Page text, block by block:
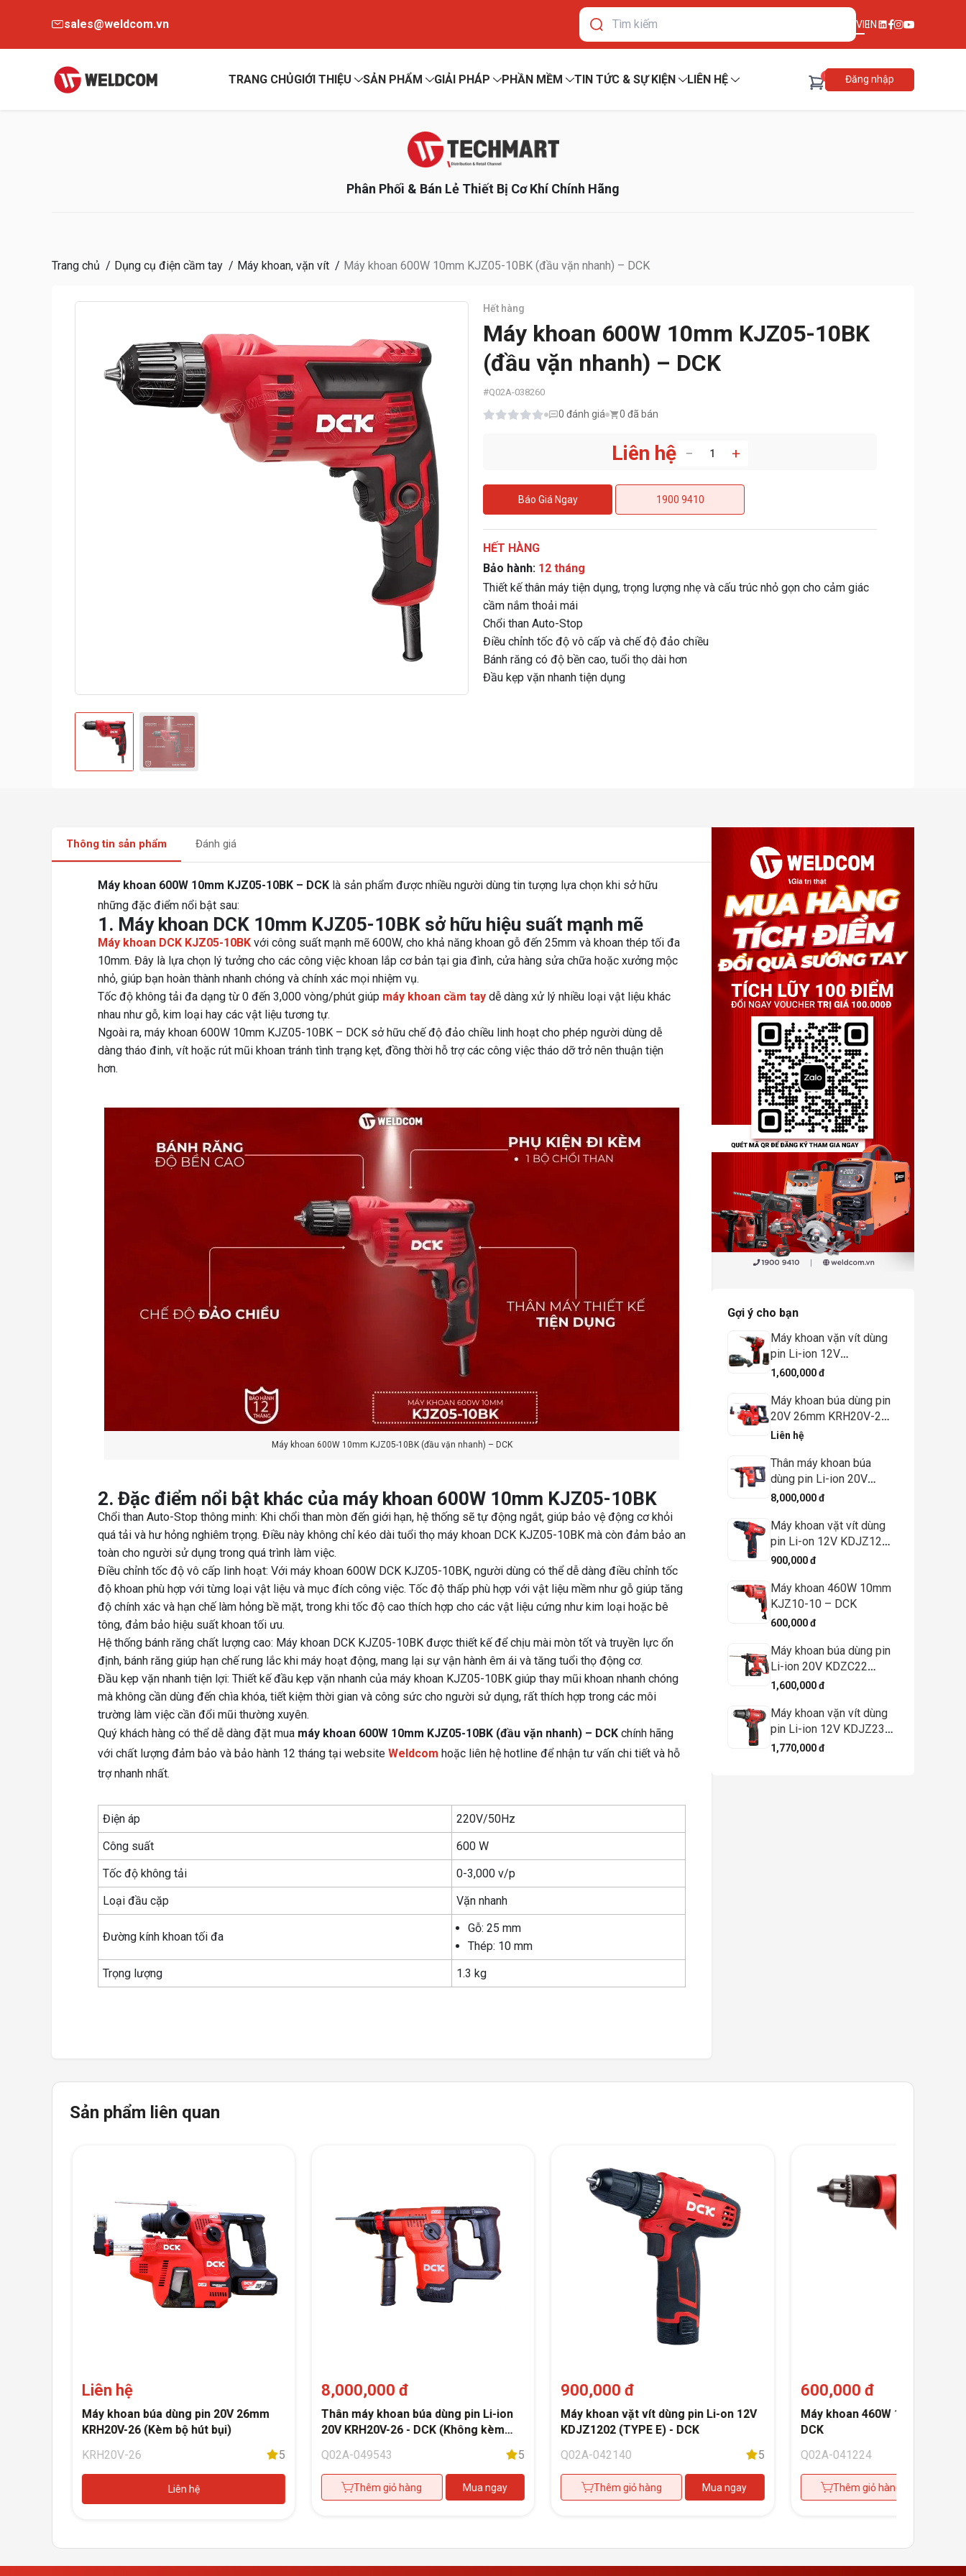
sales@weldcom.vn VIEN
TRANG CHỦGIỚI THIỆU SẢN PHẨM GIẢI PHÁP PHẦN MỀM TIN TỨC & SỰ KIỆN LIÊN HỆ 0 Đăng nhập
Phân Phối & Bán Lẻ Thiết Bị Cơ Khí Chính Hãng
Trang chủ Dụng cụ điện cầm tay Máy khoan, vặn vít Máy khoan 600W 10mm KJZ05-10BK (đầu vặn nhanh) – DCK
Hết hàng
Máy khoan 600W 10mm KJZ05-10BK
(đầu vặn nhanh) – DCK
#Q02A-038260
0 đánh giá 0 đã bán
Liên hệ − +
Báo Giá Ngay 1900 9410
HẾT HÀNG
Bảo hành: 12 tháng
Thiết kế thân máy tiện dụng, trọng lượng nhẹ và cấu trúc nhỏ gọn cho cảm giác
cầm nắm thoải mái
Chổi than Auto-Stop
Điều chỉnh tốc độ vô cấp và chế độ đảo chiều
Bánh răng có độ bền cao, tuổi thọ dài hơn
Đầu kẹp vặn nhanh tiện dụng
Thông tin sản phẩm Đánh giá
Máy khoan 600W 10mm KJZ05-10BK – DCK là sản phẩm được nhiều người dùng tin tượng lựa chọn khi sở hữu
những đặc điểm nổi bật sau:
1. Máy khoan DCK 10mm KJZ05-10BK sở hữu hiệu suất mạnh mẽ
Máy khoan DCK KJZ05-10BK với công suất mạnh mẽ 600W, cho khả năng khoan gỗ đến 25mm và khoan thép tối đa
10mm. Đây là lựa chọn lý tưởng cho các công việc khoan lắp cơ bản tại gia đình, cửa hàng sửa chữa hoặc xưởng mộc
nhỏ, giúp bạn hoàn thành nhanh chóng và chính xác mọi nhiệm vụ.
Tốc độ không tải đa dạng từ 0 đến 3,000 vòng/phút giúp máy khoan cầm tay dễ dàng xử lý nhiều loại vật liệu khác
nhau như gỗ, kim loại hay các vật liệu tương tự.
Ngoài ra, máy khoan 600W 10mm KJZ05-10BK – DCK sở hữu chế độ đảo chiều linh hoạt cho phép người dùng dễ
dàng tháo đinh, vít hoặc rút mũi khoan tránh tình trạng kẹt, đồng thời hỗ trợ các công việc tháo dỡ trở nên thuận tiện
hơn.
Máy khoan 600W 10mm KJZ05-10BK (đầu vặn nhanh) – DCK
2. Đặc điểm nổi bật khác của máy khoan 600W 10mm KJZ05-10BK
Chổi than Auto-Stop thông minh: Khi chổi than mòn đến giới hạn, hệ thống sẽ tự động ngắt, giúp bảo vệ động cơ khỏi
quá tải và hư hỏng nghiêm trọng. Điều này không chỉ kéo dài tuổi thọ máy khoan DCK KJZ05-10BK mà còn đảm bảo an
toàn cho người sử dụng trong quá trình làm việc.
Điều chỉnh tốc độ vô cấp linh hoạt: Với máy khoan 600W DCK KJZ05-10BK, người dùng có thể dễ dàng điều chỉnh tốc
độ khoan phù hợp với từng loại vật liệu và mục đích công việc. Tốc độ thấp phù hợp với vật liệu mềm như gỗ giúp tăng
độ chính xác và hạn chế làm hỏng bề mặt, trong khi tốc độ cao thích hợp cho các vật liệu cứng như kim loại hoặc bê
tông, đảm bảo hiệu suất khoan tối ưu.
Hệ thống bánh răng chất lượng cao: Máy khoan DCK KJZ05-10BK được thiết kế để chịu mài mòn tốt và truyền lực ổn
định, bánh răng giúp hạn chế rung lắc khi máy hoạt động, mang lại sự vận hành êm ái và tăng tuổi thọ động cơ.
Đầu kẹp vặn nhanh tiện lợi: Thiết kế đầu kẹp vặn nhanh của máy khoan KJZ05-10BK giúp thay mũi khoan nhanh chóng
mà không cần dùng đến chìa khóa, tiết kiệm thời gian và công sức cho người sử dụng, rất thích hợp trong các môi
trường làm việc cần đổi mũi thường xuyên.
Quý khách hàng có thể dễ dàng đặt mua máy khoan 600W 10mm KJZ05-10BK (đầu vặn nhanh) – DCK chính hãng
với chất lượng đảm bảo và bảo hành 12 tháng tại website Weldcom hoặc liên hệ hotline để nhận tư vấn chi tiết và hỗ
trợ nhanh nhất.
Điện áp
220V/50Hz
Công suất
600 W
Tốc độ không tải
0-3,000 v/p
Loại đầu cặp
Vặn nhanh
Đường kính khoan tối đa
Gỗ: 25 mm
Thép: 10 mm
Trọng lượng
1.3 kg
Gợi ý cho bạn
Máy khoan vặn vít dùng
pin Li-ion 12V
KDJZ1250 (TYPE EK) –
1,600,000 đ
Máy khoan búa dùng pin
20V 26mm KRH20V-26
(Kèm bộ hút bụi)
Liên hệ
Thân máy khoan búa
dùng pin Li-ion 20V
KRH20V-26 - DCK
8,000,000 đ
Máy khoan vặt vít dùng
pin Li-on 12V KDJZ1202
(TYPE E) - DCK
900,000 đ
Máy khoan 460W 10mm
KJZ10-10 – DCK
600,000 đ
Máy khoan búa dùng pin
Li-ion 20V KDZC22
(TYPE Z/DM) - DCK
1,600,000 đ
Máy khoan vặn vít dùng
pin Li-ion 12V KDJZ23-
10 (TYPE EK) – DCK
1,770,000 đ
Sản phẩm liên quan
Liên hệ
Máy khoan búa dùng pin 20V 26mm
KRH20V-26 (Kèm bộ hút bụi)
KRH20V-26
5
Liên hệ
8,000,000 đ
Thân máy khoan búa dùng pin Li-ion
20V KRH20V-26 - DCK (Không kèm
Q02A-049543 5
Thêm giỏ hàng Mua ngay
900,000 đ
Máy khoan vặt vít dùng pin Li-on 12V
KDJZ1202 (TYPE E) - DCK
Q02A-042140
5
Thêm giỏ hàng Mua ngay
600,000 đ
Máy khoan 460W 10mm
DCK
Q02A-041224
Thêm giỏ hàng